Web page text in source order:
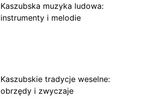
Kaszubska muzyka ludowa:
instrumenty i melodie
Kaszubskie tradycje weselne:
obrzędy i zwyczaje